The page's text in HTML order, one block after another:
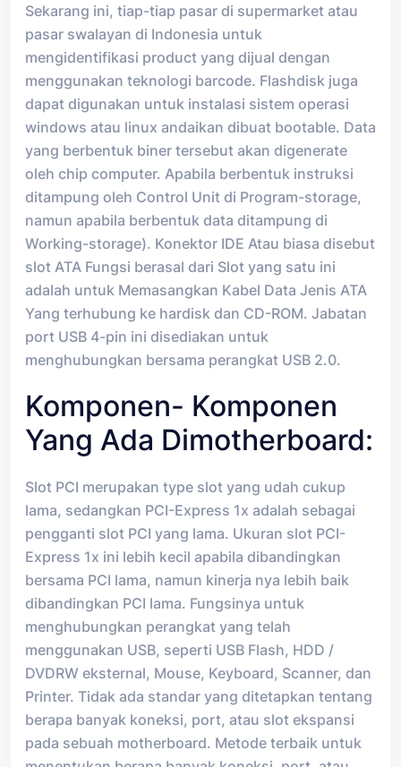
Sekarang ini, tiap-tiap pasar di supermarket atau
pasar swalayan di Indonesia untuk
mengidentifikasi product yang dijual dengan
menggunakan teknologi barcode. Flashdisk juga
dapat digunakan untuk instalasi sistem operasi
windows atau linux andaikan dibuat bootable. Data
yang berbentuk biner tersebut akan digenerate
oleh chip computer. Apabila berbentuk instruksi
ditampung oleh Control Unit di Program-storage,
namun apabila berbentuk data ditampung di
Working-storage). Konektor IDE Atau biasa disebut
slot ATA Fungsi berasal dari Slot yang satu ini
adalah untuk Memasangkan Kabel Data Jenis ATA
Yang terhubung ke hardisk dan CD-ROM. Jabatan
port USB 4-pin ini disediakan untuk
menghubungkan bersama perangkat USB 2.0.
Komponen- Komponen
Yang Ada Dimotherboard:
Slot PCI merupakan type slot yang udah cukup
lama, sedangkan PCI-Express 1x adalah sebagai
pengganti slot PCI yang lama. Ukuran slot PCI-
Express 1x ini lebih kecil apabila dibandingkan
bersama PCI lama, namun kinerja nya lebih baik
dibandingkan PCI lama. Fungsinya untuk
menghubungkan perangkat yang telah
menggunakan USB, seperti USB Flash, HDD /
DVDRW eksternal, Mouse, Keyboard, Scanner, dan
Printer. Tidak ada standar yang ditetapkan tentang
berapa banyak koneksi, port, atau slot ekspansi
pada sebuah motherboard. Metode terbaik untuk